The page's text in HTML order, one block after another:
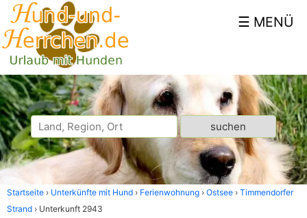
Startseite Unterkünfte mit Hund Ferienwohnung Ostsee
Timmendorfer
Strand
Unterkunft 2943